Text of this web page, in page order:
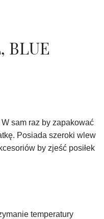
BLUE
sam raz by zapakować
Posiada szeroki wlew
by zjeść posiłek
temperatury